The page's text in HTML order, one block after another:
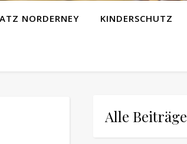
NORDERNEY KINDERSCHUTZ
Alle Beiträge